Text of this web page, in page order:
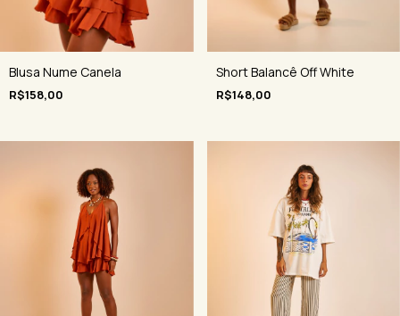
Blusa Nume Canela
R$158,00
Short Balancê Off White
R$148,00